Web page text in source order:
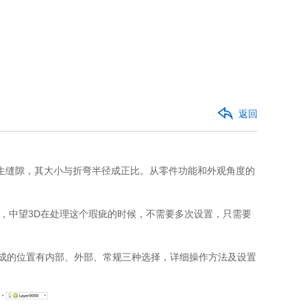
返回
隙，其大小与折弯半径成正比。从零件功能和外观角度的
中望3D在处理这个瑕疵的时候，不需要多次设置，只需要
的位置有内部、外部、常规三种选择，详细操作方法及设置